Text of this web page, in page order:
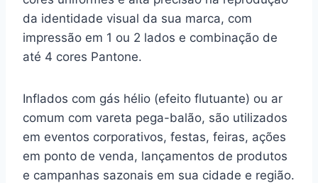
da identidade visual da sua marca, com
impressão em 1 ou 2 lados e combinação de
até 4 cores Pantone.
Inflados com gás hélio (efeito flutuante) ou ar
comum com vareta pega-balão, são utilizados
em eventos corporativos, festas, feiras, ações
em ponto de venda, lançamentos de produtos
e campanhas sazonais em sua cidade e região.